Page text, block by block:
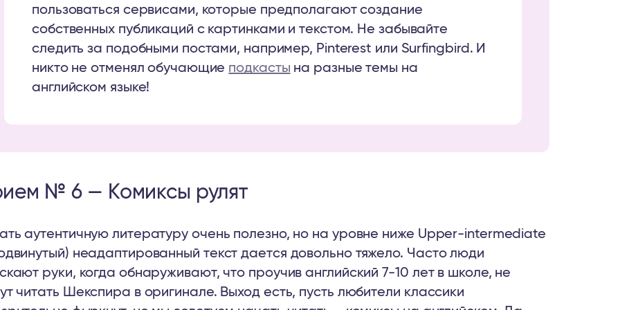
пользоваться сервисами, которые предполагают создание
собственных публикаций с картинками и текстом. Не забывайте
следить за подобными постами, например, Pinterest или Surfingbird. И
никто не отменял обучающие подкасты на разные темы на
английском языке!
№ 6 — Комиксы рулят
аутентичную литературу очень полезно, но на уровне ниже Upper-intermediate
неадаптированный текст дается довольно тяжело. Часто люди
руки, когда обнаруживают, что проучив английский 7-10 лет в школе, не
читать Шекспира в оригинале. Выход есть, пусть любители классики